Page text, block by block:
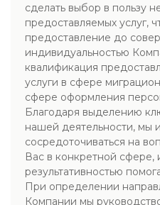
сделать выбор в пользу
предоставляемых услуг,
предоставление до
индивидуальностью
квалификация
услуги в сфере
сфере оформления
Благодаря выделению
нашей деятельности, мы
сосредоточиваться на
Вас в конкретной сфере,
результативностью
При определении
Компании мы